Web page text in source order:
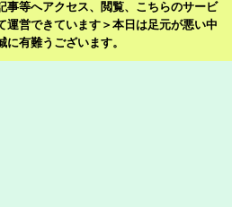
事等へアクセス、閲覧、こちらのサービ
運営できています＞本日は足元が悪い中
に有難うございます。